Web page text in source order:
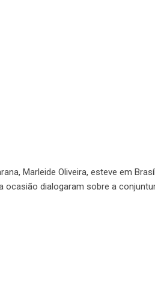
Marleide Oliveira, esteve em
ocasião dialogaram sobre a